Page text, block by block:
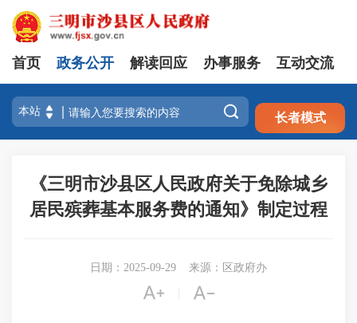
注册 登录
首页 政务公开 解读回应 办事服务 互动交流
 长者模式
《三明市沙县区人民政府关于免除城乡
居民殡葬基本服务费的通知》制定过程
日期：2025-09-29 来源：区政府办
 